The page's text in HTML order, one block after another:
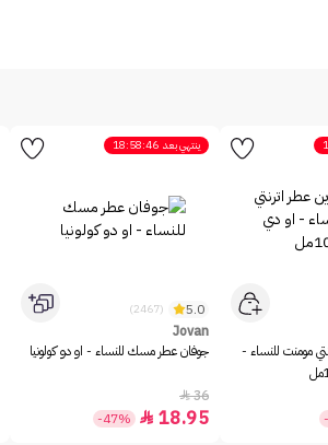
مومنت للنساء -
ينتهي بعد 18:58:46
5.0
(2467)
Jovan
جوفان عطر مسك للنساء - او دو كولونيا
36

18.95

-47%